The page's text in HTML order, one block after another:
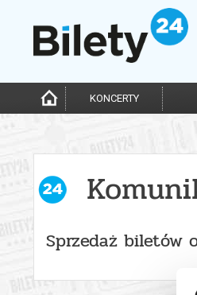
KONCERTY
Sprzedaż biletów